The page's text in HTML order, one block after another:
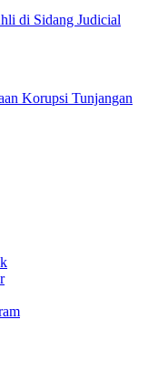
di Sidang Judicial
Korupsi Tunjangan